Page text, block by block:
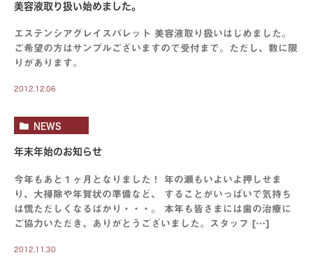
美容液取り扱い始めました。
エステンシアグレイスパレット 美容液取り扱いはじめました。
ご希望の方はサンプルございますので受付まで。ただし、数に限
りがあります。
2012.12.06
NEWS
年末年始のお知らせ
今年もあと１ヶ月となりました！ 年の瀬もいよいよ押しせま
り、大掃除や年賀状の準備など、 することがいっぱいで気持ち
は慌ただしくなるばかり・・・。 本年も皆さまには歯の治療に
ご協力いただき、ありがとうございました。スタッフ […]
2012.11.30